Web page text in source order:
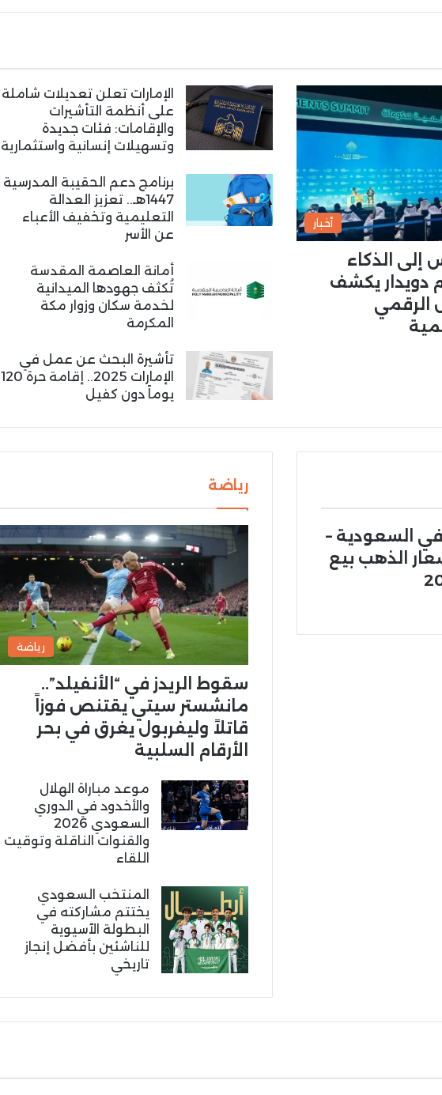
أخبار
إلى الذكاء
دويدار يكشف
الرقمي
الإمارات تعلن تعديلات شاملة
على أنظمة التأشيرات
والإقامات: فئات جديدة
وتسهيلات إنسانية واستثمارية
برنامج دعم الحقيبة المدرسية
1447هـ.. تعزيز العدالة
التعليمية وتخفيف الأعباء
عن الأسر
أمانة العاصمة المقدسة
تُكثف جهودها الميدانية
لخدمة سكان وزوار مكة
المكرمة
تأشيرة البحث عن عمل في
الإمارات 2025.. إقامة حرة 120
يوماً دون كفيل
السعودية –
الذهب بيع
رياضة
رياضة
سقوط الريدز في “الأنفيلد”..
مانشستر سيتي يقتنص فوزاً
قاتلاً وليفربول يغرق في بحر
الأرقام السلبية
موعد مباراة الهلال
والأخدود في الدوري
السعودي 2026
والقنوات الناقلة وتوقيت
اللقاء
المنتخب السعودي
يختتم مشاركته في
البطولة الآسيوية
للناشئين بأفضل إنجاز
تاريخي